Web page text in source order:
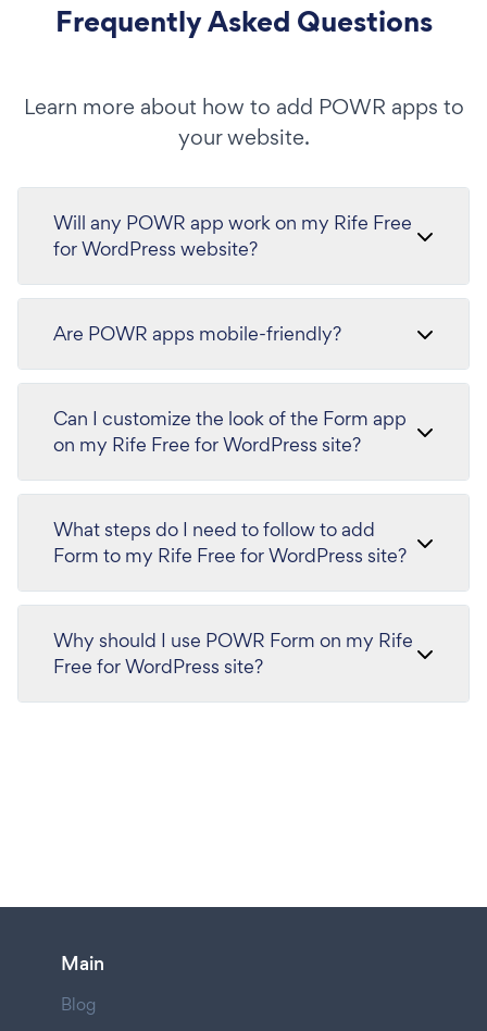
Frequently Asked Questions
Learn more about how to add POWR apps to
your website.
Will any POWR app work on my Rife Free
for WordPress website?
Are POWR apps mobile-friendly?
Can I customize the look of the Form app
on my Rife Free for WordPress site?
What steps do I need to follow to add
Form to my Rife Free for WordPress site?
Why should I use POWR Form on my Rife
Free for WordPress site?
Main
Blog